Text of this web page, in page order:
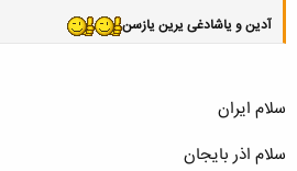
آدین و یاشادغی یرین یازسن
سلام ایران
سلام اذر بایجان